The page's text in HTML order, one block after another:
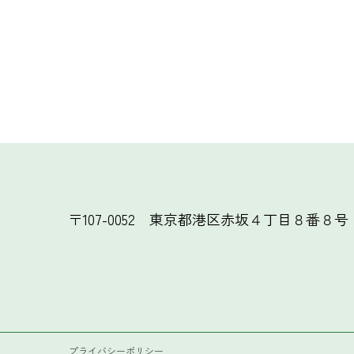
〒107-0052 東京都港区赤坂４丁目８番８号
プライバシーポリシー